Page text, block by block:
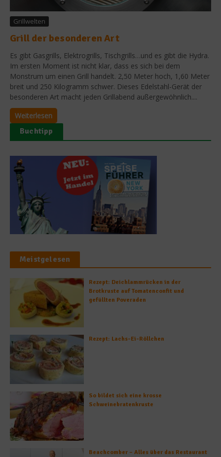
Grillwelten
Grill der besonderen Art
Es gibt Gasgrills, Elektrogrills, Tischgrills…und es gibt die Hydra.
Im ersten Moment ist nicht klar, dass es sich bei dem
Monstrum um einen Grill handelt. 2,50 Meter hoch, 1,60 Meter
breit und 250 Kilogramm schwer. Dieses Edelstahl-Gerät der
besonderen Art macht jeden Grillabend außergewöhnlich....
Weiterlesen
Buchtipp
Meistgelesen
Rezept: Deichlammrücken in der
Brotkruste auf Tomatenconfit und
gefüllten Poveraden
Rezept: Lachs-Ei-Röllchen
So bildet sich eine krosse
Schweinebratenkruste
Beachcomber – Alles über das Restaurant